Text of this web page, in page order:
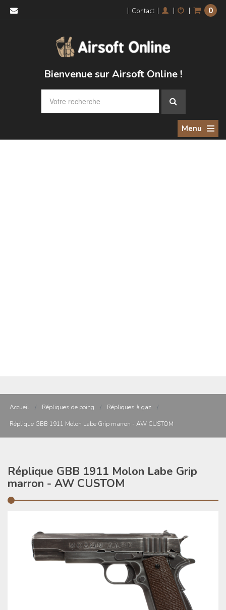
| Contact | | | 0
Bienvenue sur Airsoft Online !
Menu
Accueil / Répliques de poing / Répliques à gaz /
Réplique GBB 1911 Molon Labe Grip marron - AW CUSTOM
Réplique GBB 1911 Molon Labe Grip
marron - AW CUSTOM